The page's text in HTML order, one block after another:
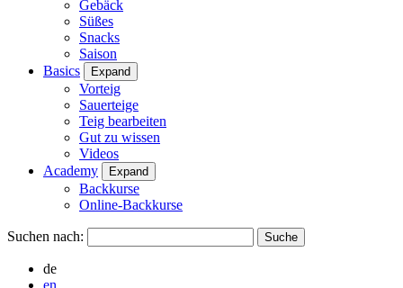
Gebäck
Süßes
Snacks
Saison
Basics
Expand
Vorteig
Sauerteige
Teig bearbeiten
Gut zu wissen
Videos
Academy
Expand
Backkurse
Online-Backkurse
Suchen nach:
de
en